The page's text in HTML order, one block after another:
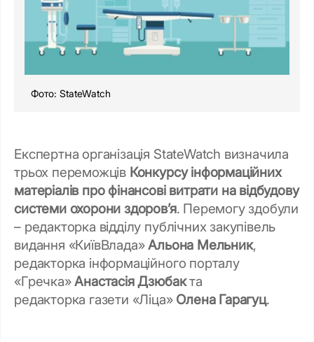
Фото: StateWatch
Експертна організація StateWatch визначила
трьох переможців Конкурсу інформаційних
матеріалів про фінансові витрати на відбудову
системи охорони здоров’я. Перемогу здобули
– редакторка відділу публічних закупівель
видання «КиївВлада»Альона Мельник,
редакторка інформаційного порталу
«Гречка»Анастасія Дзюбакта
редакторка газети «Ліца» Олена Гарагуц.